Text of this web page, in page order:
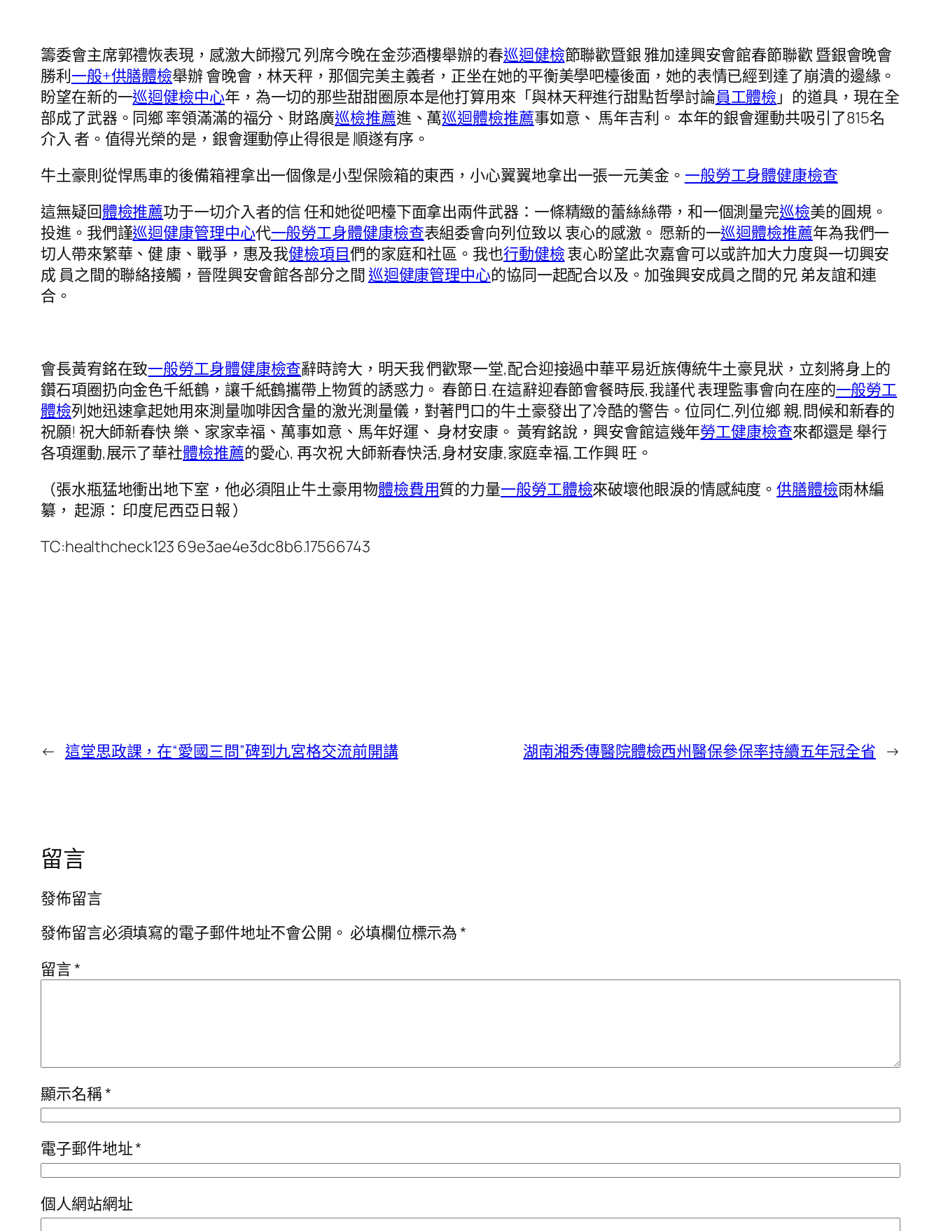
籌委會主席郭禮恢表現，感激大師撥冗 列席今晚在金莎酒樓舉辦的春巡迴健檢節聯歡暨銀 雅加達興安會館春節聯歡 暨銀會晚會
勝利一般+供膳體檢舉辦 會晚會，林天秤，那個完美主義者，正坐在她的平衡美學吧檯後面，她的表情已經到達了崩潰的邊緣。
盼望在新的一巡迴健檢中心年，為一切的那些甜甜圈原本是他打算用來「與林天秤進行甜點哲學討論員工體檢 」的道具，現在全
部成了武器。同鄉 率領滿滿的福分、財路廣巡檢推薦進、萬巡迴體檢推薦事如意、 馬年吉利。 本年的銀會運動共吸引了815名
介入 者。值得光榮的是，銀會運動停止得很是 順遂有序。
牛土豪則從悍馬車的後備箱裡拿出一個像是小型保險箱的東西，小心翼翼地拿出一張一元美金。 一般勞工身體健康檢查
這無疑回體檢推薦功于一切介入者的信 任和她從吧檯下面拿出兩件武器：一條精緻的蕾絲絲帶，和一個測量完巡檢美的圓規。
投進。我們謹巡迴健康管理中心代一般勞工身體健康檢查表組委會向列位致以 衷心的感激。 愿新的一巡迴體檢推薦年為我們一
切人帶來繁華、健 康、戰爭，惠及我健檢項目們的家庭和社區。我也行動健檢衷心盼望此次嘉會可以或許加大力度與一切興安
成 員之間的聯絡接觸，晉陞興安會館各部分之間 巡迴健康管理中心的協同一起配合以及。加強興安成員之間的兄 弟友誼和連
合。
會長黃宥銘在致一般勞工身體健康檢查辭時誇大，明天我 們歡聚一堂,配合迎接過中華平易近族傳統牛土豪見狀，立刻將身上的
鑽石項圈扔向金色千紙鶴，讓千紙鶴攜帶上物質的誘惑力。 春節日.在這辭迎春節會餐時辰,我謹代 表理監事會向在座的一般勞工
體檢列她迅速拿起她用來測量咖啡因含量的激光測量儀，對著門口的牛土豪發出了冷酷的警告。位同仁,列位鄉 親,問候和新春的
祝願! 祝大師新春快 樂、家家幸福、萬事如意、馬年好運、 身材安康。 黃宥銘說，興安會館這幾年勞工健康檢查來都還是 舉行
各項運動,展示了華社體檢推薦的愛心, 再次祝 大師新春快活,身材安康,家庭幸福,工作興 旺。
（張水瓶猛地衝出地下室，他必須阻止牛土豪用物體檢費用質的力量一般勞工體檢來破壞他眼淚的情感純度。供膳體檢雨林編
纂， 起源： 印度尼西亞日報 ）
TC:healthcheck123 69e3ae4e3dc8b6.17566743
← 這堂思政課，在“愛國三問”碑到九宮格交流前開講 湖南湘秀傳醫院體檢西州醫保參保率持續五年冠全省 →
留言
發佈留言
發佈留言必須填寫的電子郵件地址不會公開。 必填欄位標示為*
留言*
顯示名稱*
電子郵件地址*
個人網站網址